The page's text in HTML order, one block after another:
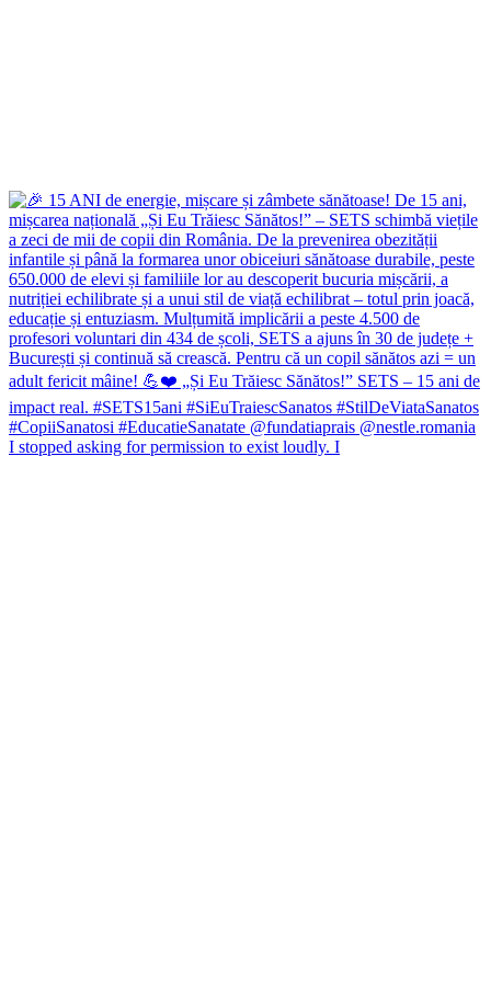
I stopped asking for permission to exist loudly. I